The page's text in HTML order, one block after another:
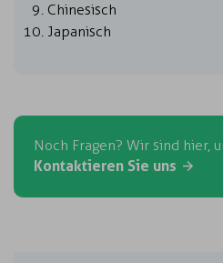
Chinesisch
Japanisch
Noch Fragen? Wir sind hier,
Kontaktieren Sie uns